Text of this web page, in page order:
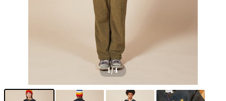
1/4